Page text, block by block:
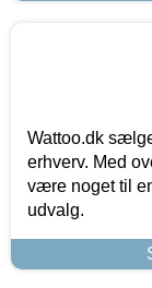
Wattoo.dk
erhverv. Med
være noget til
udvalg.